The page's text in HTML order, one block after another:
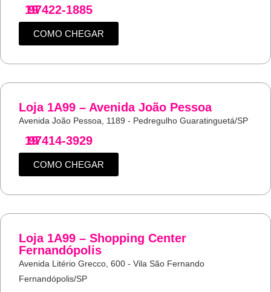
19
97422-1885
COMO CHEGAR
Loja 1A99 – Avenida João Pessoa
Avenida João Pessoa, 1189 - Pedregulho Guaratinguetá/SP
19
97414-3929
COMO CHEGAR
Loja 1A99 – Shopping Center
Fernandópolis
Avenida Litério Grecco, 600 - Vila São Fernando
Fernandópolis/SP